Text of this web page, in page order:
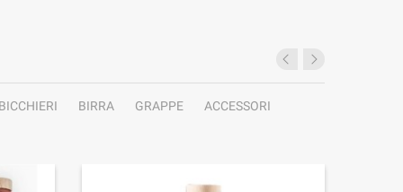
BICCHIERI BIRRA GRAPPE
ACCESSORI